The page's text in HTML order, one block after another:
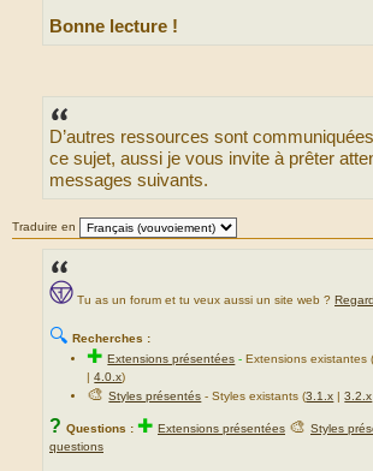
Bonne lecture !
D’autres ressources sont
ce sujet, aussi je vous invite à prêter
messages suivants.
Traduire en
Tu as un forum et tu veux aussi un site web ?
🔍 Recherches :
✚Extensions présentées -Extensions existantes
|4.0.x)
🎨Styles présentés - Styles existants (3.1.x |3.2.x
? Questions : ✚ Extensions présentées 🎨 Styles
questions